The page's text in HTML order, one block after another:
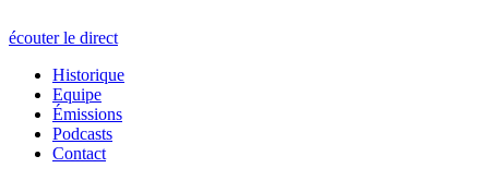
écouter le direct
Historique
Equipe
Émissions
Podcasts
Contact